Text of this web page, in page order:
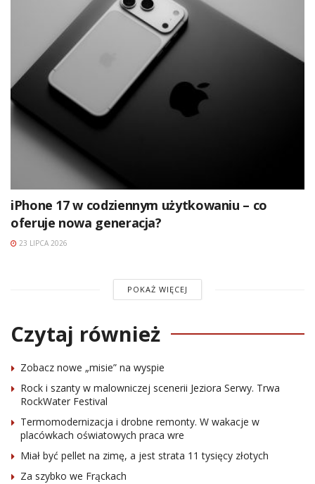
iPhone 17 w codziennym użytkowaniu – co
oferuje nowa generacja?
23 LIPCA 2026
POKAŻ WIĘCEJ
Czytaj również
Zobacz nowe „misie” na wyspie
Rock i szanty w malowniczej scenerii Jeziora Serwy. Trwa
RockWater Festival
Termomodernizacja i drobne remonty. W wakacje w
placówkach oświatowych praca wre
Miał być pellet na zimę, a jest strata 11 tysięcy złotych
Za szybko we Frąckach